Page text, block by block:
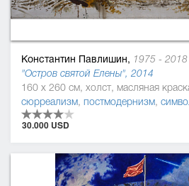
Константин Павлишин, 1975 - 2018
"Остров святой Елены", 2014
160 x 260 см, холст, масляная
сюрреализм, постмодернизм,
30.000 USD